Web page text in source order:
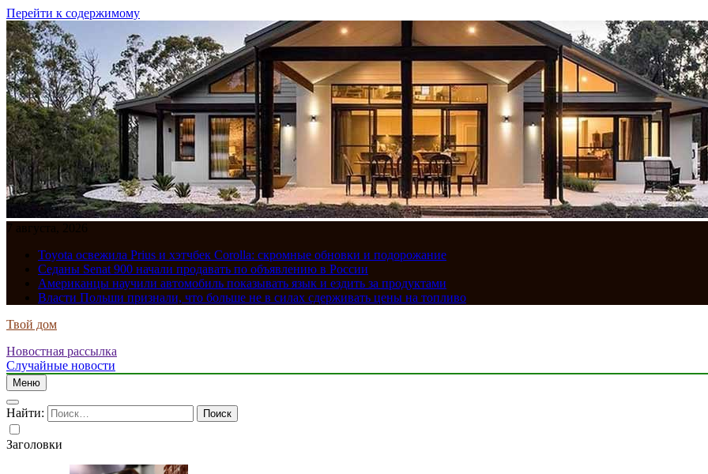
Перейти к содержимому
7 августа, 2026
Toyota освежила Prius и хэтчбек Corolla: скромные обновки и подорожание
Седаны Senat 900 начали продавать по объявлению в России
Американцы научили автомобиль показывать язык и ездить за продуктами
Власти Польши признали, что больше не в силах сдерживать цены на топливо
Твой дом
Новостная рассылка
Случайные новости
Меню
Найти:
Заголовки